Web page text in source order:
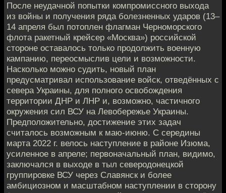
После неудачной попытки компромиссного выхода
из войны и получения ряда болезненных ударов (13–
14 апреля был потоплен флагман Черноморского
флота ракетный крейсер «Москва») российской
стороне оставалось только продолжить военную
кампанию, переосмыслив цели и возможности.
Насколько можно судить, новый план
предусматривал использование войск, отведённых с
севера Украины, для полного освобождения
территории ДНР и ЛНР и, возможно, частичного
окружения сил ВСУ на Левобережье Украины.
Предположительно, достижение этих задач
считалось возможным к маю-июню. С середины
марта 2022 г. велось наступление в районе Изюма,
усиленное в апреле; первоначальный план, видимо,
заключался в выходе в тыл северодонецкой
группировке ВСУ через Славянск и более
амбициозном и масштабном наступлении в сторону